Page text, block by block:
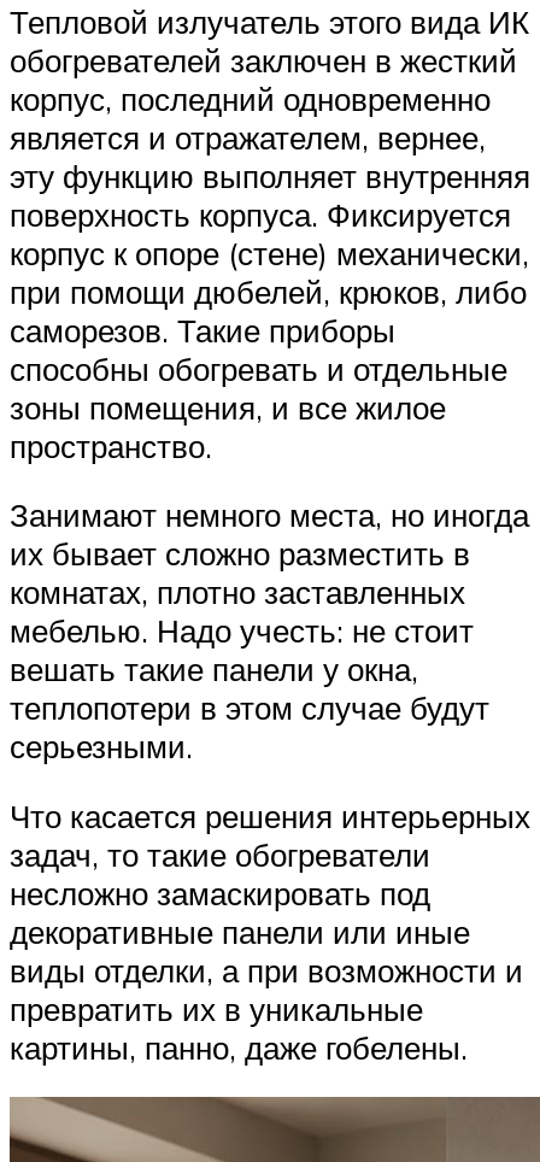
Тепловой излучатель этого вида ИК
обогревателей заключен в жесткий
корпус, последний одновременно
является и отражателем, вернее,
эту функцию выполняет внутренняя
поверхность корпуса. Фиксируется
корпус к опоре (стене) механически,
при помощи дюбелей, крюков, либо
саморезов. Такие приборы
способны обогревать и отдельные
зоны помещения, и все жилое
пространство.
Занимают немного места, но иногда
их бывает сложно разместить в
комнатах, плотно заставленных
мебелью. Надо учесть: не стоит
вешать такие панели у окна,
теплопотери в этом случае будут
серьезными.
Что касается решения интерьерных
задач, то такие обогреватели
несложно замаскировать под
декоративные панели или иные
виды отделки, а при возможности и
превратить их в уникальные
картины, панно, даже гобелены.